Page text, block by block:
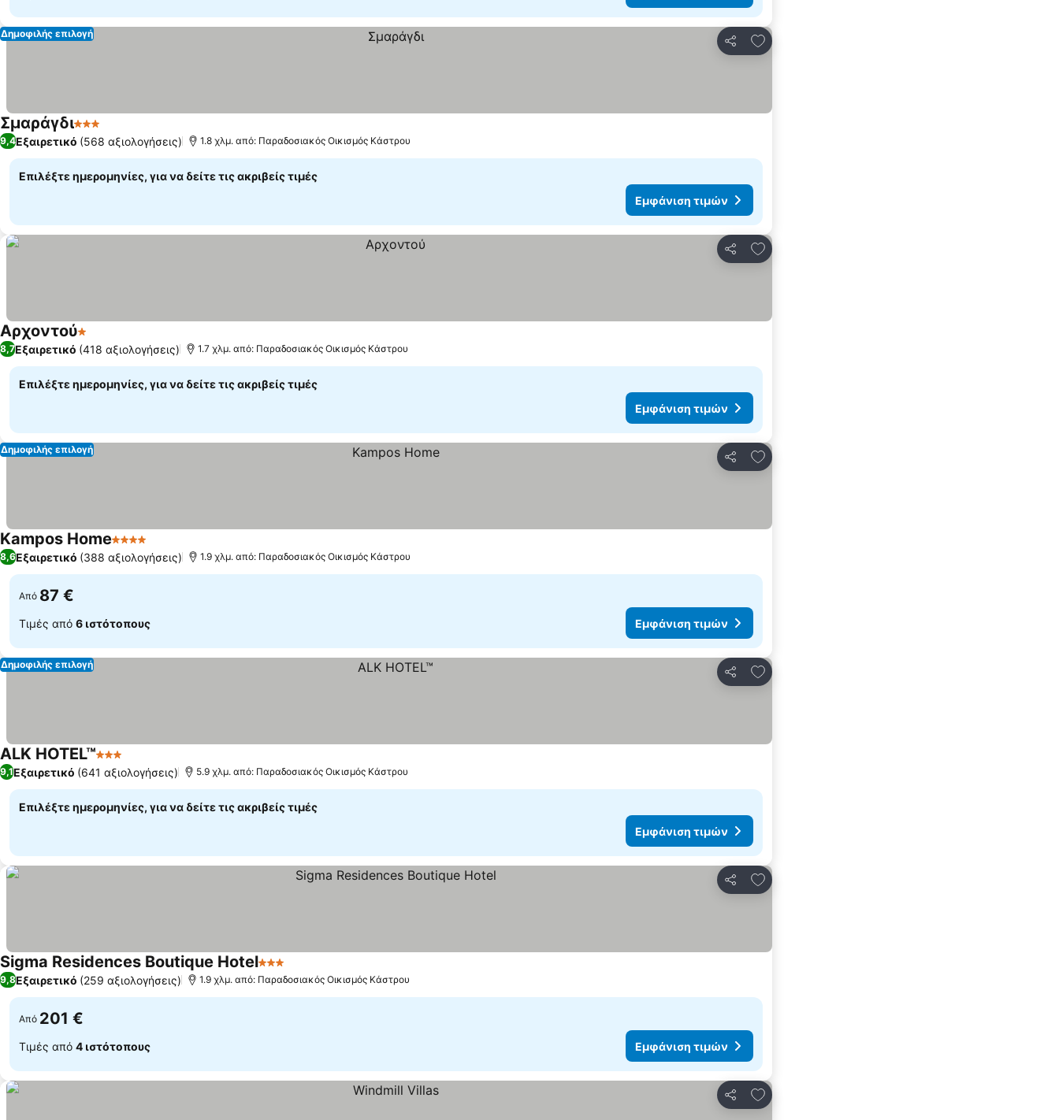
Κοινοποίηση
Προσθήκη στα αγαπημένα
Δημοφιλής επιλογή
Σμαράγδι3 Αστέρια
9,4Εξαιρετικό (568 αξιολογήσεις) 1.8 χλμ. από: Παραδοσιακός Οικισμός Κάστρου
Επιλέξτε ημερομηνίες, για να δείτε τις ακριβείς τιμές
Εμφάνιση τιμών
Κοινοποίηση
Προσθήκη στα αγαπημένα
Αρχοντού1 Αστέρια
8,7Εξαιρετικό (418 αξιολογήσεις) 1.7 χλμ. από: Παραδοσιακός Οικισμός Κάστρου
Επιλέξτε ημερομηνίες, για να δείτε τις ακριβείς τιμές
Εμφάνιση τιμών
Κοινοποίηση
Προσθήκη στα αγαπημένα
Δημοφιλής επιλογή
Kampos Home4 Αστέρια
8,6Εξαιρετικό (388 αξιολογήσεις) 1.9 χλμ. από: Παραδοσιακός Οικισμός Κάστρου
Από 87 €
Τιμές από 6 ιστότοπους Εμφάνιση τιμών
Κοινοποίηση
Προσθήκη στα αγαπημένα
Δημοφιλής επιλογή
ALK HOTEL™3 Αστέρια
9,1Εξαιρετικό (641 αξιολογήσεις) 5.9 χλμ. από: Παραδοσιακός Οικισμός Κάστρου
Επιλέξτε ημερομηνίες, για να δείτε τις ακριβείς τιμές
Εμφάνιση τιμών
Κοινοποίηση
Προσθήκη στα αγαπημένα
Sigma Residences Boutique Hotel3 Αστέρια
9,8Εξαιρετικό (259 αξιολογήσεις) 1.9 χλμ. από: Παραδοσιακός Οικισμός Κάστρου
Από 201 €
Τιμές από 4 ιστότοπους Εμφάνιση τιμών
Κοινοποίηση
Προσθήκη στα αγαπημένα